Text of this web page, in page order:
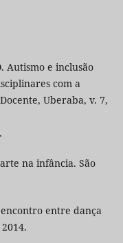
Autismo e inclusão
com a
Uberaba, v. 7,
.
na infância. São
entre dança